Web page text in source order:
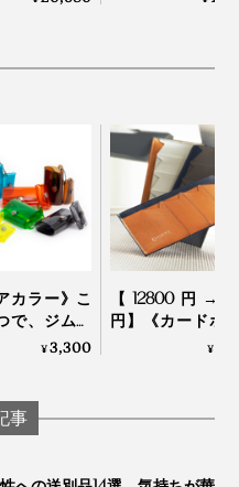
思考が休まる場所を尋ね
安チェーン店”という、予
きました。
、カタチから意図を読み
くなるので、カオスな空
なるんです（笑）」
し続ける染谷さんの姿勢
ランドそのものだなと感
カラー》こ
で、ジム・
アウトドア
ミニ財布」
¥3,300
【12800円
円】《カードホ
ー》カードを見
¥
事